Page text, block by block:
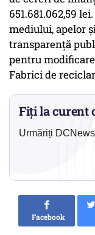
651.681.062,59
mediului, apelor
transparență
pentru
Fabrici de
Fiți la curent
Urmăriți
Facebook